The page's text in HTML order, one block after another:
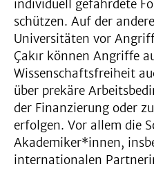
individuell gefährdete
schützen. Auf der
Universitäten vor
Çakır können Angriffe
Wissenschaftsfreiheit
über prekäre
der Finanzierung oder
erfolgen. Vor allem die
Akademiker*innen,
internationalen